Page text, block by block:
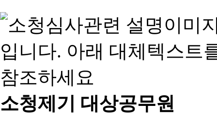
소청제기 대상공무원